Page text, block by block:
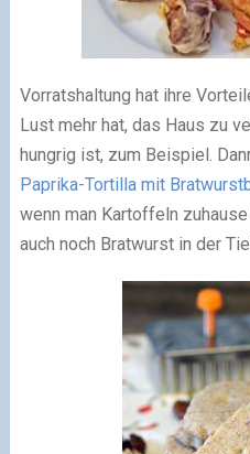
Vorratshaltung hat ihre
Lust mehr hat, das Haus zu
hungrig ist, zum Beispiel.
Paprika-Tortilla mit
wenn man Kartoffeln
auch noch Bratwurst in der